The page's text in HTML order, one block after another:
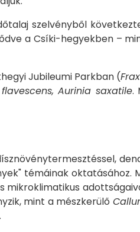
szelvényből
a Csíki-hegyekben –
Jubileumi Parkban (
Aurinia saxatile.
témáinak
mint a mészkerülő